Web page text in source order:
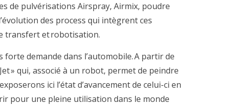
de pulvérisations Airspray, Airmix, poudre
des process qui intègrent ces
transfert et robotisation.
demande dans l’automobile. A partir de
» qui, associé à un robot, permet de peindre
ici l’état d’avancement de celui-ci en
pour une pleine utilisation dans le monde